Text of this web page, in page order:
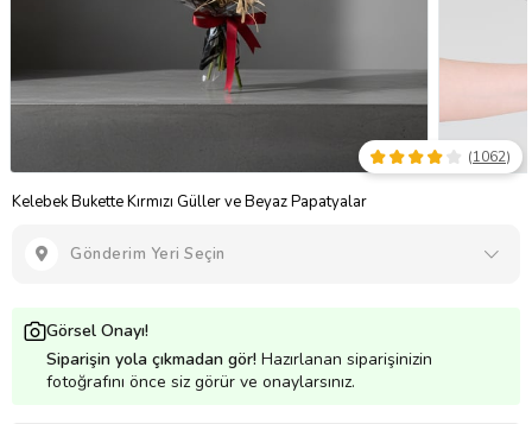
Kelebek Bukette Kırmızı Güller ve Beyaz Papatyalar
(1062)
Gönderim Yeri Seçin
Görsel Onayı!
Siparişin yola çıkmadan gör! Hazırlanan siparişinizin
fotoğrafını önce siz görür ve onaylarsınız.